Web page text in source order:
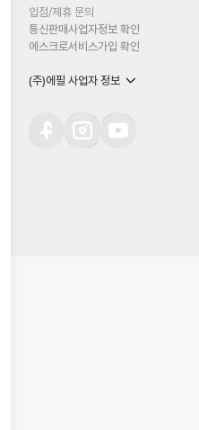
입점/제휴 문의
통신판매사업자정보 확인
에스크로서비스가입 확인
(주)에필 사업자 정보